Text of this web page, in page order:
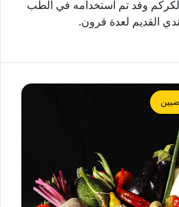
والكركم وقد تم استخدامه في الطب
القديم لعدة قرون.